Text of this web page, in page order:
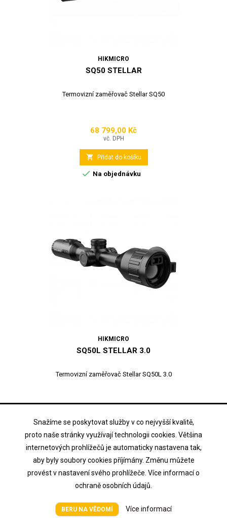
Snažíme se poskytovat služby v co nejvyšší kvalitě,
proto naše stránky využívají technologii cookies. Většina
internetových prohlížečů je automaticky nastavena tak,
aby byly soubory cookies příjímány. Změnu můžete
provést v nastavení svého prohlížeče. Více informací o
ochraně osobních údajů.
BERU NA VĚDOMÍ Více informací
HIKMICRO
SQ50 STELLAR
Termovizní zaměřovač Stellar SQ50
Cena
68 799,00 Kč
vč. DPH
 Přidat do košíku
 Na objednávku
HIKMICRO
SQ50L STELLAR 3.0
Termovizní zaměřovač Stellar SQ50L 3.0
vč. DPH
 Přidat do košíku
 Na objednávku